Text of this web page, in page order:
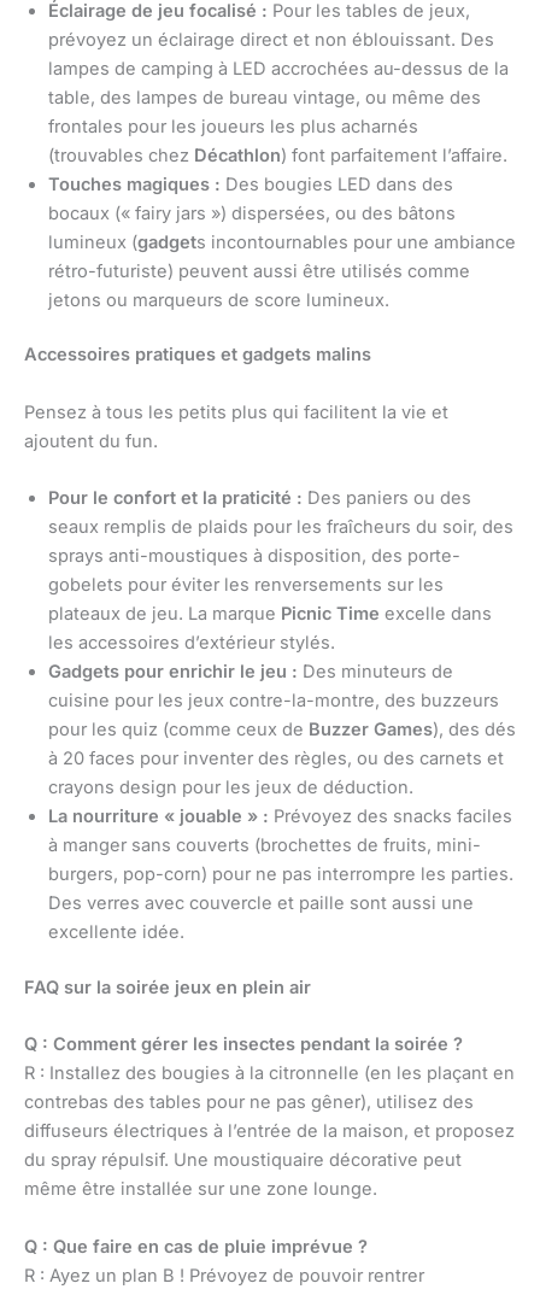
Éclairage de jeu focalisé : Pour les tables de jeux,
prévoyez un éclairage direct et non éblouissant. Des
lampes de camping à LED accrochées au-dessus de la
table, des lampes de bureau vintage, ou même des
frontales pour les joueurs les plus acharnés
(trouvables chez Décathlon) font parfaitement l’affaire.
Touches magiques : Des bougies LED dans des
bocaux (« fairy jars ») dispersées, ou des bâtons
lumineux (gadgets incontournables pour une ambiance
rétro-futuriste) peuvent aussi être utilisés comme
jetons ou marqueurs de score lumineux.
Accessoires pratiques et gadgets malins
Pensez à tous les petits plus qui facilitent la vie et
ajoutent du fun.
Pour le confort et la praticité : Des paniers ou des
seaux remplis de plaids pour les fraîcheurs du soir, des
sprays anti-moustiques à disposition, des porte-
gobelets pour éviter les renversements sur les
plateaux de jeu. La marque Picnic Time excelle dans
les accessoires d’extérieur stylés.
Gadgets pour enrichir le jeu : Des minuteurs de
cuisine pour les jeux contre-la-montre, des buzzeurs
pour les quiz (comme ceux de Buzzer Games), des dés
à 20 faces pour inventer des règles, ou des carnets et
crayons design pour les jeux de déduction.
La nourriture « jouable » : Prévoyez des snacks faciles
à manger sans couverts (brochettes de fruits, mini-
burgers, pop-corn) pour ne pas interrompre les parties.
Des verres avec couvercle et paille sont aussi une
excellente idée.
FAQ sur la soirée jeux en plein air
Q : Comment gérer les insectes pendant la soirée ?
R : Installez des bougies à la citronnelle (en les plaçant en
contrebas des tables pour ne pas gêner), utilisez des
diffuseurs électriques à l’entrée de la maison, et proposez
du spray répulsif. Une moustiquaire décorative peut
même être installée sur une zone lounge.
Q : Que faire en cas de pluie imprévue ?
R : Ayez un plan B ! Prévoyez de pouvoir rentrer